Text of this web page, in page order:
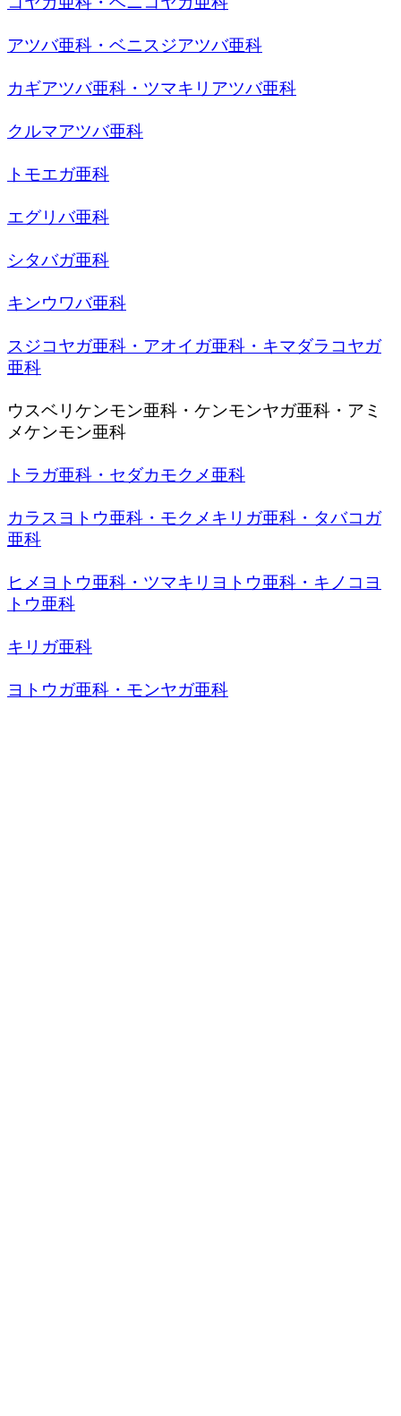
アツバ亜科・ベニスジアツバ亜科
カギアツバ亜科・ツマキリアツバ亜科
クルマアツバ亜科
トモエガ亜科
エグリバ亜科
シタバガ亜科
キンウワバ亜科
スジコヤガ亜科・アオイガ亜科・キマダラコヤガ
亜科
ウスベリケンモン亜科・ケンモンヤガ亜科・アミ
メケンモン亜科
トラガ亜科・セダカモクメ亜科
カラスヨトウ亜科・モクメキリガ亜科・タバコガ
亜科
ヒメヨトウ亜科・ツマキリヨトウ亜科・キノコヨ
トウ亜科
キリガ亜科
ヨトウガ亜科・モンヤガ亜科